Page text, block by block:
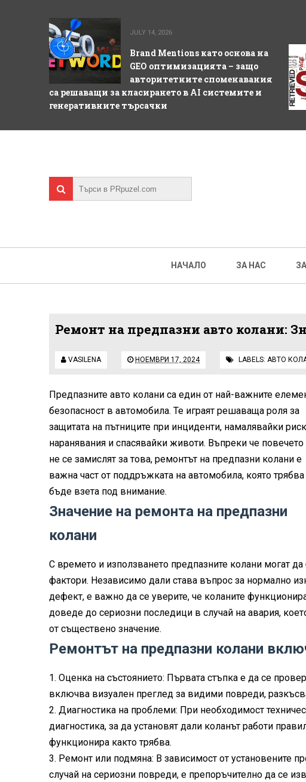
JULY 14, 2026
Brand Mentions като основа на
GEO оптимизацията – защо
авторитетните споменавания
са решаващи за класирането в AI системите и
генеративните търсачки
НАЧАЛО ЗА НАС
Ремонт на предпазни авто колани:
VASILENA НОЕМВРИ 17, 2024 LABELS: АВТО
Предпазните авто колани са един от най-важните
безопасност в автомобила. Те играят решаваща роля за
защитата на пътниците при инциденти, намалявайки
наранявания и спасявайки животи. Въпреки че повечето
не се замислят за това, ремонтът на предпазни колани е
важна част от поддръжката на автомобила, която
бъде взета под внимание.
Значение на ремонта на предпазни
колани
С времето и използването предпазните колани могат
фактори. Независимо дали става въпрос за нормално
дефект, е важно да се уверите, че коланите
доведе до сериозни последици в случай на авария,
от съществено значение.
Ремонтът на предпазни колани
1. Оценка на състоянието: Първата стъпка е да се
включва визуален преглед за видими повреди,
2. Диагностика на проблеми: При необходимост
диагностика, за да установят дали коланът работи
функционира както трябва.
3. Ремонт или подмяна: В зависимост от установените
случай на сериозни повреди, е препоръчително да се